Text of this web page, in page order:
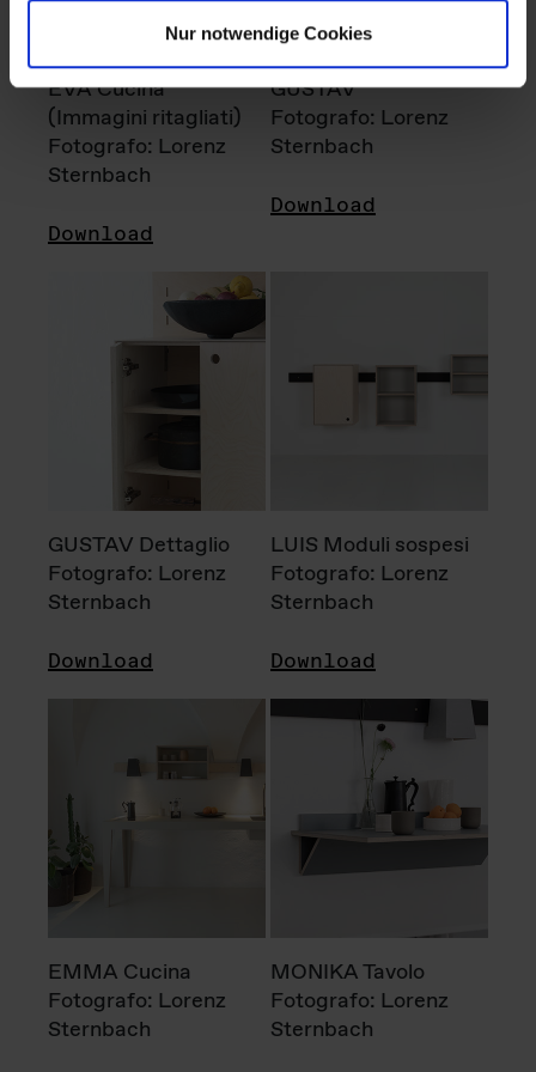
Nur notwendige Cookies
EVA Cucina
(Immagini ritagliati)
Fotografo: Lorenz
Sternbach
Download
GUSTAV
Fotografo: Lorenz
Sternbach
Download
GUSTAV Dettaglio
Fotografo: Lorenz
Sternbach
Download
LUIS Moduli sospesi
Fotografo: Lorenz
Sternbach
Download
EMMA Cucina
Fotografo: Lorenz
Sternbach
MONIKA Tavolo
Fotografo: Lorenz
Sternbach